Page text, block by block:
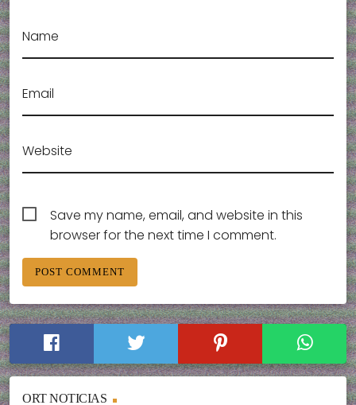
Name
Email
Website
Save my name, email, and website in this
browser for the next time I comment.
ORT NOTICIAS